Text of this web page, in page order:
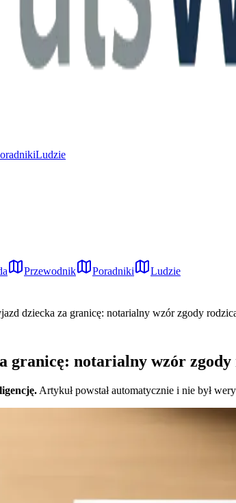
Ludzie
Przewodnik Poradniki
Ludzie
dziecka za granicę: notarialny wzór zgody
granicę: notarialny wzór zgody
Artykuł powstał automatycznie i nie był